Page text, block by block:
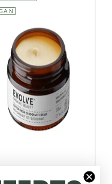
EVOLVE
BEAUTY
Déodorant
Naturel Fresh
Coton